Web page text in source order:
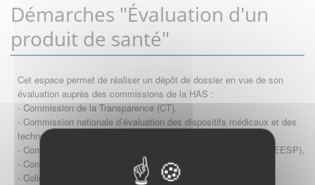
Démarches "Évaluation d'un
produit de santé"
Cet espace permet de réaliser un dépôt de dossier en vue de son
évaluation auprès des commissions de la HAS :
- Commission de la Transparence (CT),
- Commission nationale d’évaluation des dispositifs médicaux et des
technologies de santé (CNEDiMTS),
- Commission d'évaluation économique et de santé publique (CEESP),
- Commission technique des vaccinations (CTV)
- Collège HAS (Forfait innovation : DM, DM-DIV, actes)